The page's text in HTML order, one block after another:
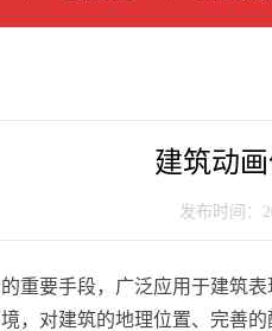
建筑动
发布时间：
重要手段，广泛应用于建筑
，对建筑的地理位置、完善